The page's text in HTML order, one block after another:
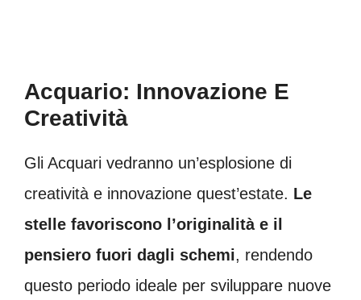
Acquario: Innovazione E
Creatività
Gli Acquari vedranno un’esplosione di
creatività e innovazione quest’estate. Le
stelle favoriscono l’originalità e il
pensiero fuori dagli schemi, rendendo
questo periodo ideale per sviluppare nuove